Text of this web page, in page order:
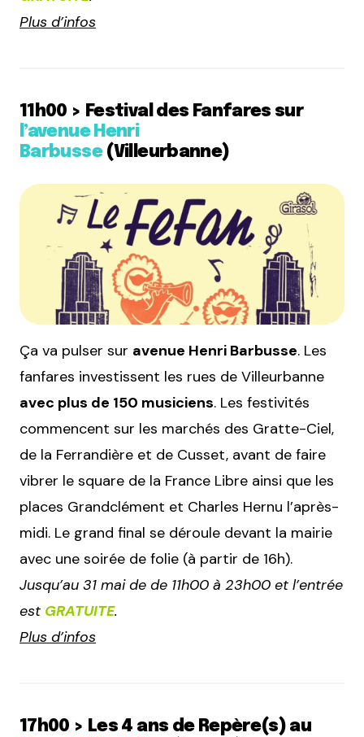
Plus d’infos
11h00 > Festival des Fanfares sur
l’avenue Henri
Barbusse(Villeurbanne)
Ça va pulser sur avenue Henri Barbusse. Les
fanfares investissent les rues de Villeurbanne
avec plus de 150 musiciens. Les festivités
commencent sur les marchés des Gratte-Ciel,
de la Ferrandière et de Cusset, avant de faire
vibrer le square de la France Libre ainsi que les
places Grandclément et Charles Hernu l’après-
midi. Le grand final se déroule devant la mairie
avec une soirée de folie (à partir de 16h).
Jusqu’au 31 mai de de 11h00 à 23h00 et l’entrée
est GRATUITE.
Plus d’infos
17h00 > Les 4 ans de Repère(s) au